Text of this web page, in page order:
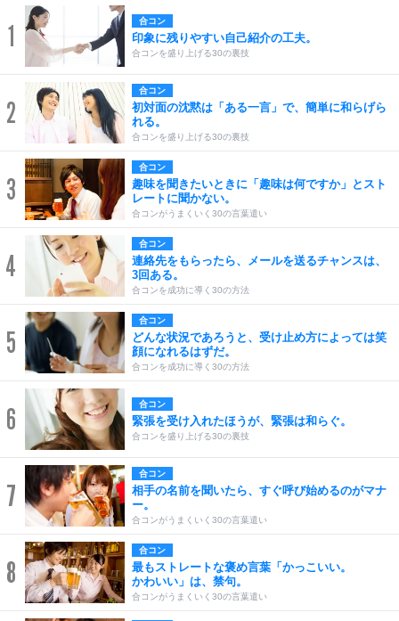
1 合コン
印象に残りやすい自己紹介の工夫。
合コンを盛り上げる30の裏技
2
合コン
初対面の沈黙は「ある一言」で、簡単に和らげら
れる。
合コンを盛り上げる30の裏技
3
合コン
趣味を聞きたいときに「趣味は何ですか」とスト
レートに聞かない。
合コンがうまくいく30の言葉遣い
4
合コン
連絡先をもらったら、メールを送るチャンスは、
3回ある。
合コンを成功に導く30の方法
5
合コン
どんな状況であろうと、受け止め方によっては笑
顔になれるはずだ。
合コンを成功に導く30の方法
6 合コン
緊張を受け入れたほうが、緊張は和らぐ。
合コンを盛り上げる30の裏技
7
合コン
相手の名前を聞いたら、すぐ呼び始めるのがマナ
ー。
合コンがうまくいく30の言葉遣い
8
合コン
最もストレートな褒め言葉「かっこいい。
かわいい」は、禁句。
合コンがうまくいく30の言葉遣い